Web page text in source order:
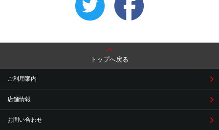
トップへ戻る
ご利用案内
店舗情報
お問い合わせ